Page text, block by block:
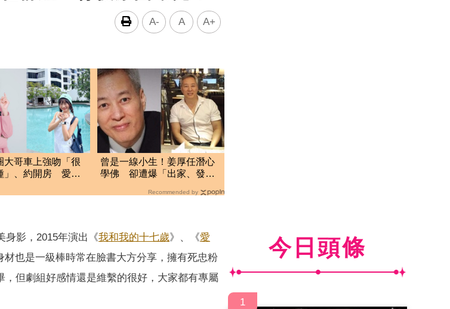
A- A A+
大哥車上強吻「很
」、約開房 愛莉
曾是一線小生！姜厚任潛心
學佛 卻遭爆「出家、發瘋
Recommended by
身影，2015年演出《我和我的十七歲》、《愛
也是一級棒時常在臉書大方分享，擁有死忠粉
但劇組好感情還是維繫的很好，大家都有專屬
今日頭條
1